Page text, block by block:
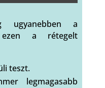
ugyanebben a
a rétegelt
teszt.
legmagasabb